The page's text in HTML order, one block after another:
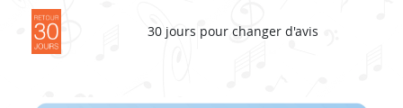
30 jours pour changer d'avis